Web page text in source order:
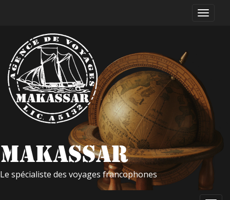
Le spécialiste des voyages francophones